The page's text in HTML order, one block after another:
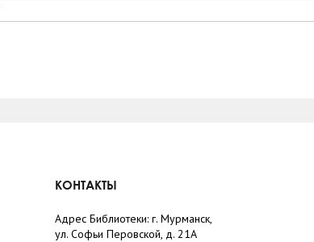
КОНТАКТЫ
Адрес Библиотеки: г. Мурманск,
ул. Софьи Перовской, д. 21А